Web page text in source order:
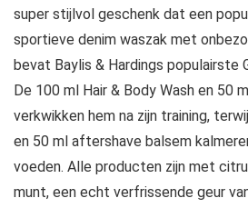
super stijlvol geschenk dat een
sportieve denim waszak met
bevat Baylis & Hardings populairste
De 100 ml Hair & Body Wash en 50
verkwikken hem na zijn training,
en 50 ml aftershave balsem
voeden. Alle producten zijn met
munt, een echt verfrissende geur